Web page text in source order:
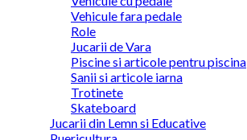
Vehicule fara pedale
Role
Jucarii de Vara
Piscine si articole pentru piscina
Sanii si articole iarna
Trotinete
Skateboard
Jucarii din Lemn si Educative